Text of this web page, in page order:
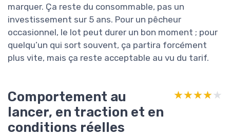
marquer. Ça reste du consommable, pas un
investissement sur 5 ans. Pour un pêcheur
occasionnel, le lot peut durer un bon moment ; pour
quelqu’un qui sort souvent, ça partira forcément
plus vite, mais ça reste acceptable au vu du tarif.
Comportement au
lancer, en traction et en
conditions réelles
★★★★★
★★★★★